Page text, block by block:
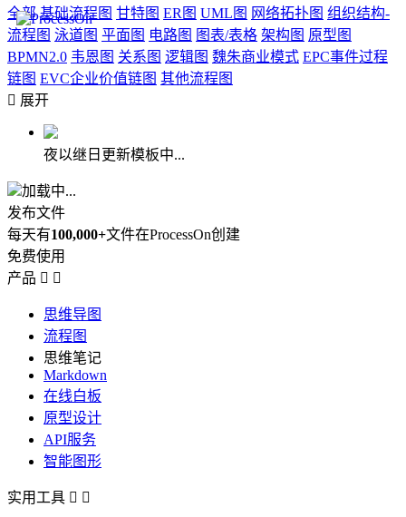
全部 基础流程图 甘特图 ER图 UML图 网络拓扑图 组织结构-
流程图 泳道图 平面图 电路图 图表/表格 架构图 原型图
BPMN2.0 韦恩图 关系图 逻辑图 魏朱商业模式 EPC事件过程
链图 EVC企业价值链图 其他流程图
 展开
夜以继日更新模板中...
加载中...
发布文件
每天有100,000+文件在ProcessOn创建
免费使用
产品  
思维导图
流程图
思维笔记
Markdown
在线白板
原型设计
API服务
智能图形
实用工具  